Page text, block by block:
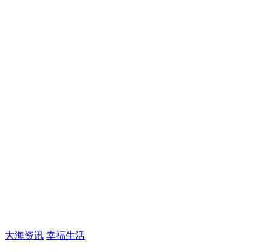
大海资讯 幸福生活